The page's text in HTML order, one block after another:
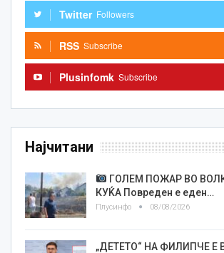
Twitter Followers
RSS Subscribe
Plusinfomk Subscribe
Најчитани
ГОЛЕМ ПОЖАР ВО
КУЌА Повреден е еден…
Плусинфо 08/08/2026
„ДЕТЕТО“ НА ФИЛИПЧЕ Е